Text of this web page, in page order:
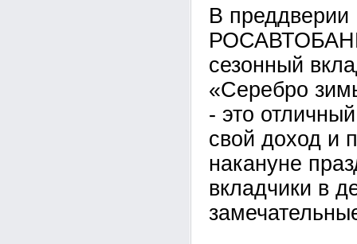
В преддверии
сезонный
«Серебро
- это
свой доход и
накануне
вкладчики в